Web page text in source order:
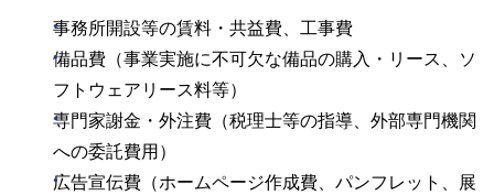
事務所開設等の賃料・共益費、工事費
備品費（事業実施に不可欠な備品の購入・リース、ソ
フトウェアリース料等）
専門家謝金・外注費（税理士等の指導、外部専門機関
への委託費用）
広告宣伝費（ホームページ作成費、パンフレット、展